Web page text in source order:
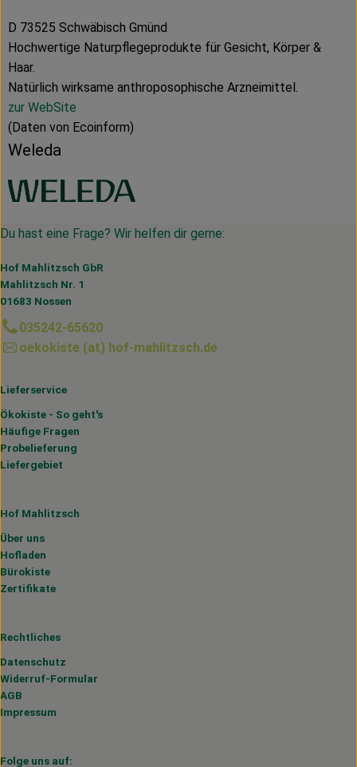
D 73525 Schwäbisch Gmünd
Hochwertige Naturpflegeprodukte für Gesicht, Körper &
Haar.
Natürlich wirksame anthroposophische Arzneimittel.
zur WebSite
(Daten von Ecoinform)
Weleda
Du hast eine Frage? Wir helfen dir gerne:
Hof Mahlitzsch GbR
Mahlitzsch Nr. 1
01683 Nossen
035242-65620
oekokiste (at) hof-mahlitzsch.de
Lieferservice
Ökokiste - So geht's
Häufige Fragen
Probelieferung
Liefergebiet
Hof Mahlitzsch
Über uns
Hofladen
Bürokiste
Zertifikate
Rechtliches
Datenschutz
Widerruf-Formular
AGB
Impressum
Folge uns auf: